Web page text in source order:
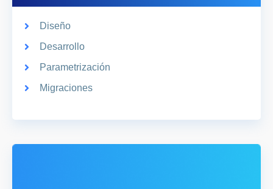
Diseño
Desarrollo
Parametrización
Migraciones